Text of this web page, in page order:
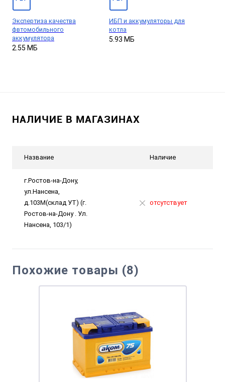
Экспертиза качества
фвтомобильного
аккумулятора
2.55 МБ
ИБП и аккумуляторы для
котла
5.93 МБ
НАЛИЧИЕ В МАГАЗИНАХ
Название Наличие
г.Ростов-на-Дону,
ул.Нансена,
д.103М(склад УТ) (г.
Ростов-на-Дону . Ул.
Нансена, 103/1)
отсутствует
Похожие товары (8)